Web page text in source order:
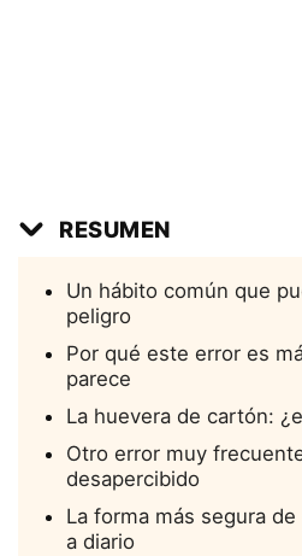
RESUMEN
Un hábito común que
peligro
Por qué este error es
parece
La huevera de cartón:
Otro error muy
desapercibido
La forma más segura
a diario